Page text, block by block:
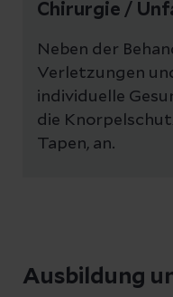
Chirurgie /
Neben der
Verletzungen
individuelle
die
Tapen, an.
Ausbildung